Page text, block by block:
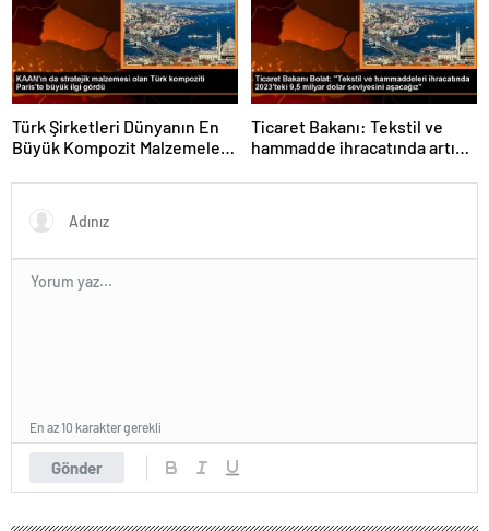
Türk Şirketleri Dünyanın En
Büyük Kompozit Malzemeler
Ticaret Bakanı: Tekstil ve
hammadde ihracatında artış
Gönder
En az 10 karakter gerekli